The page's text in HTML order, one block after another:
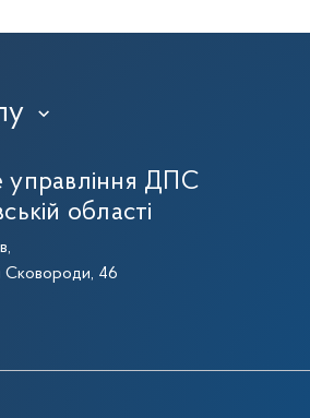
›
управління ДПС
області
Сковороди, 46